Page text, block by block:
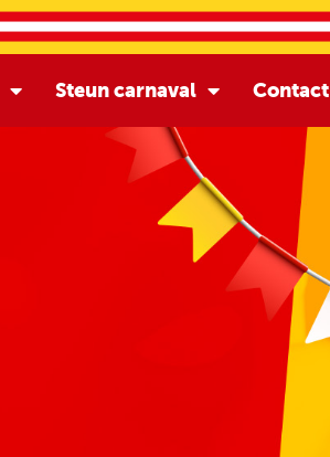
Steun carnaval Contact